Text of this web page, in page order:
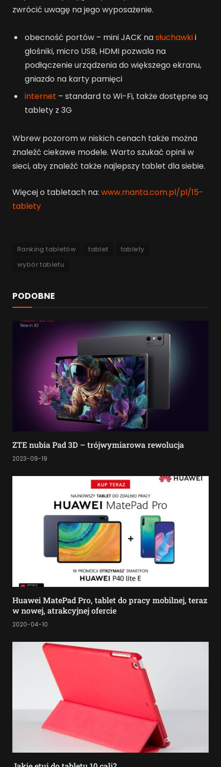
zwrócić uwagę na jego wyposażenie.
obecność portów – mini JACK nasłuchawkii
głośniki, micro USB, HDMI pozwala na
podłączenie urządzenia do większego ekranu,
gniazdo na karty pamięci
internet – standard to Wi-Fi, także dostępne są
tablety z 3G
Wbrew pozorom w niskich cenach także można
znaleźć ciekawe modele. Warto szukać opinii w
sieci, aby znaleźć także najlepszy tablet dla siebie.
Więcej o tabletach na: www.manta.com.pl/pl/15-
tablety
Ranking tabletów tablet
tablety
wybór tabletu
PODOBNE
ZTE nubia Pad 3D – trójwymiarowa rewolucja
2023-09-19
Huawei MatePad Pro, tablet do pracy mobilnej, teraz
w nowej, atrakcyjnej ofercie
2020-04-10